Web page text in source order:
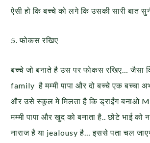
ऐसी हो कि बच्चे को लगे कि उसकी सारी बात
5. फोकस रखिए
बच्चे जो बनाते है उस पर फोकस रखिए… जैसा
family है मम्मी पापा और दो बच्चे एक बच्चा
और उसे स्कूल मे मिलता है कि ड्राईंग बनाओ
मम्मी पापा और खुद को बनाता है.. छोटे भाई को
नाराज है या jealousy है… इससे पता चल